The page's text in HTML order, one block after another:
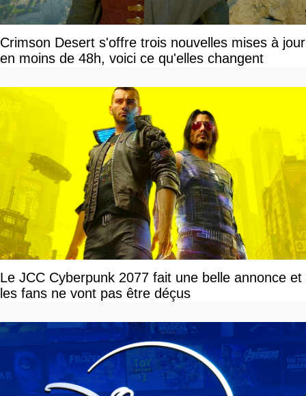
Crimson Desert s'offre trois nouvelles mises à jour
en moins de 48h, voici ce qu'elles changent
Le JCC Cyberpunk 2077 fait une belle annonce et
les fans ne vont pas être déçus